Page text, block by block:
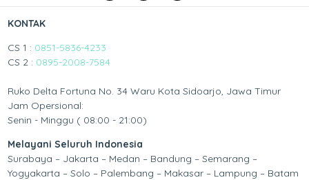
KONTAK
CS 1 : 0851-5836-4233
CS 2 : 0895-2008-7584
Ruko Delta Fortuna No. 34 Waru Kota Sidoarjo, Jawa Timur
Jam Opersional:
Senin - Minggu ( 08:00 - 21:00)
Melayani Seluruh Indonesia
Surabaya – Jakarta – Medan – Bandung – Semarang –
Yogyakarta – Solo – Palembang – Makasar – Lampung – Batam